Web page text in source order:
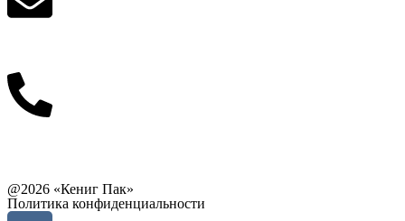
@2026 «Кениг Пак»
Политика конфиденциальности